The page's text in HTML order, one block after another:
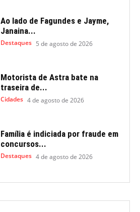
Ao lado de Fagundes e Jayme,
Janaina...
Destaques 5 de agosto de 2026
Motorista de Astra bate na
traseira de...
Cidades 4 de agosto de 2026
Família é indiciada por fraude em
concursos...
Destaques 4 de agosto de 2026